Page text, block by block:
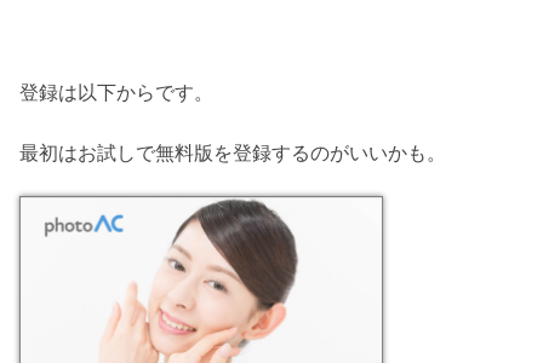
登録は以下からです。
最初はお試しで無料版を登録するのがいいかも。